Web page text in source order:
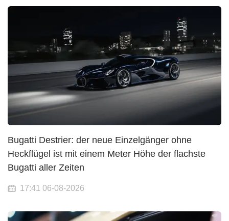
Bugatti Destrier: der neue Einzelgänger ohne
Heckflügel ist mit einem Meter Höhe der flachste
Bugatti aller Zeiten
17:41 06-08-2026